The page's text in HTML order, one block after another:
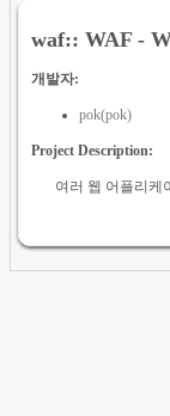
waf:: WAF -
개발자:
pok(pok)
Project Description:
여러 웹 어플리케